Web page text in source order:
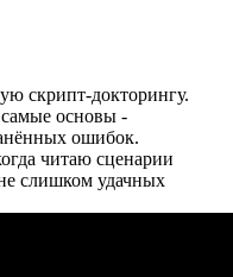
скрипт-докторингу.
основы -
ошибок.
читаю сценарии
слишком удачных